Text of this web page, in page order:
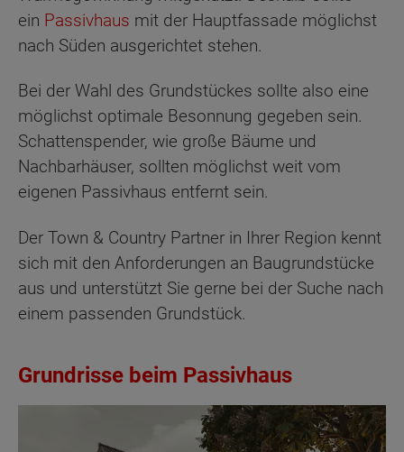
ein Passivhaus mit der Hauptfassade möglichst
nach Süden ausgerichtet stehen.
Bei der Wahl des Grundstückes sollte also eine
möglichst optimale Besonnung gegeben sein.
Schattenspender, wie große Bäume und
Nachbarhäuser, sollten möglichst weit vom
eigenen Passivhaus entfernt sein.
Der Town & Country Partner in Ihrer Region kennt
sich mit den Anforderungen an Baugrundstücke
aus und unterstützt Sie gerne bei der Suche nach
einem passenden Grundstück.
Grundrisse beim Passivhaus